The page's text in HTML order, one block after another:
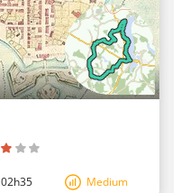
02h35 Medium